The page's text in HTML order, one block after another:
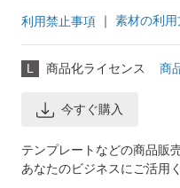
利用禁止事項 ｜ 素材の利用
L 商品化ライセンス 商
今すぐ購入
テンプレートなどの商品販
あなたのビジネスにご活用